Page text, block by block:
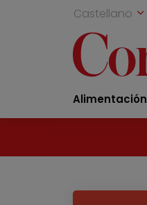
Castellano
Alimentación